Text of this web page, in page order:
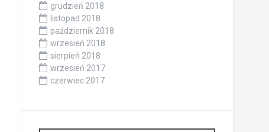
grudzień 2018
listopad 2018
październik 2018
wrzesień 2018
sierpień 2018
wrzesień 2017
czerwiec 2017